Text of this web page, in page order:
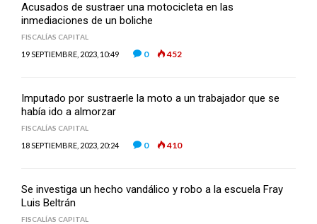
Acusados de sustraer una motocicleta en las
inmediaciones de un boliche
FISCALÍAS CAPITAL
19 SEPTIEMBRE, 2023, 10:49 0 452
Imputado por sustraerle la moto a un trabajador que se
había ido a almorzar
FISCALÍAS CAPITAL
18 SEPTIEMBRE, 2023, 20:24 0 410
Se investiga un hecho vandálico y robo a la escuela Fray
Luis Beltrán
FISCALÍAS CAPITAL